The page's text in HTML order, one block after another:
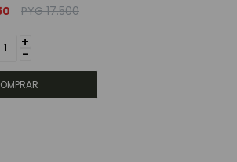
PYG 17.500
+
-